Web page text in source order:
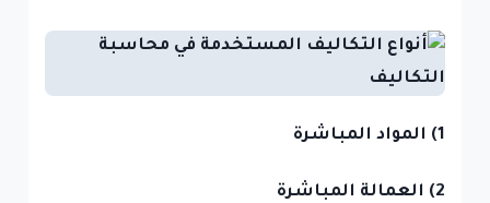
1) المواد المباشرة
2) العمالة المباشرة